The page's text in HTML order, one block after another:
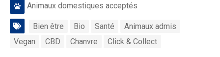
Animaux domestiques acceptés
Bien être Bio Santé
Animaux admis
Vegan
CBD Chanvre Click & Collect